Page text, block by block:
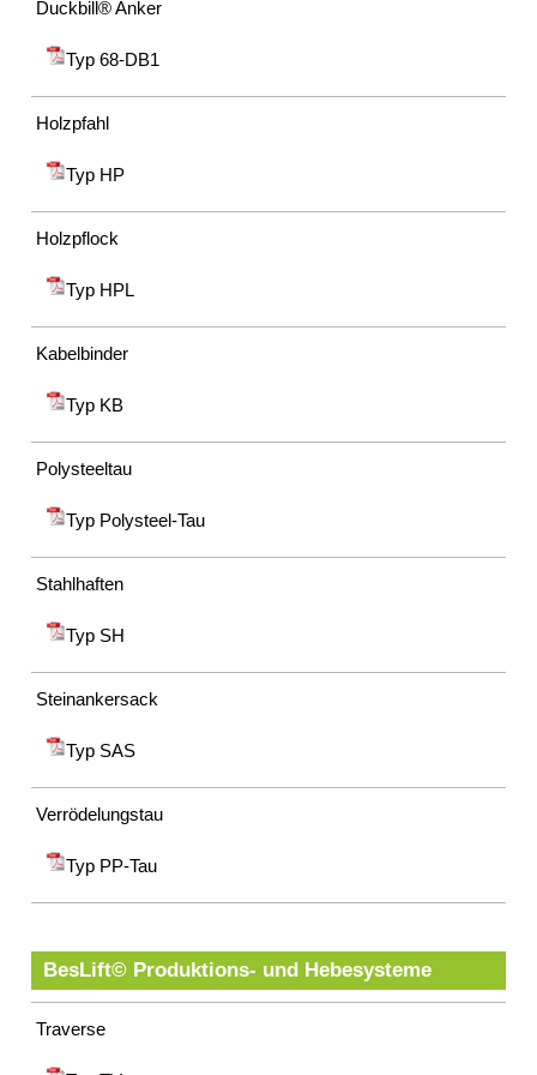
Impressum
Suche
Erosionsschutz
Kokoswalzen
Röhrichtwalzen
Erosionsschutzmatten
Röhrichtballen
Röhrichtmatten
Faschinen
Geroellmatten
Datenschutz
MENÜ
Kontakt
Datenschutz
MENÜ
Duckbill® Anker
Typ 68-DB1
Holzpfahl
Typ HP
Holzpflock
Typ HPL
Kabelbinder
Typ KB
Polysteeltau
Typ Polysteel-Tau
Stahlhaften
Typ SH
Steinankersack
Typ SAS
Verrödelungstau
Typ PP-Tau
BesLift© Produktions- und Hebesysteme
Traverse